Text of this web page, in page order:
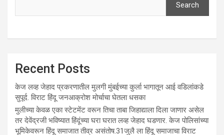
Search
Recent Posts
केज लव्ह जेहाद प्रकरणातील मुलगी मुंबईच्या कुर्ला भागातून आई वडिलांकडे
सुपूर्द. विराट हिंदू जनआक्रोश मोर्चाचा घेतला धसका
मुलीच्या केवळ एका स्टेटमेंट वरून तिचा ताबा जिहाद्याला दिला जाणार असेल
तर देवेंद्रजी भविष्यात हिंदूंच्या घरा घरात लव्ह जेहाद घडणार. केज पोलिसांच्या
भूमिकेवरून हिंदू समाजात तीव्र असंतोष.31जुलै ला हिंदू समाजाचा विराट